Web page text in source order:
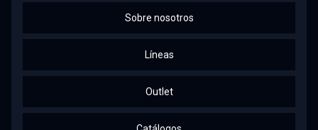
Sobre nosotros
Líneas
Outlet